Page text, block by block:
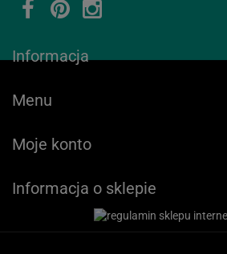
Informacja
Menu
Moje konto
Informacja o sklepie